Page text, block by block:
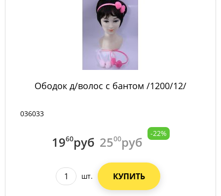
Ободок д/волос с бантом /1200/12/
036033
1960руб 2500руб
-22%
шт. КУПИТЬ